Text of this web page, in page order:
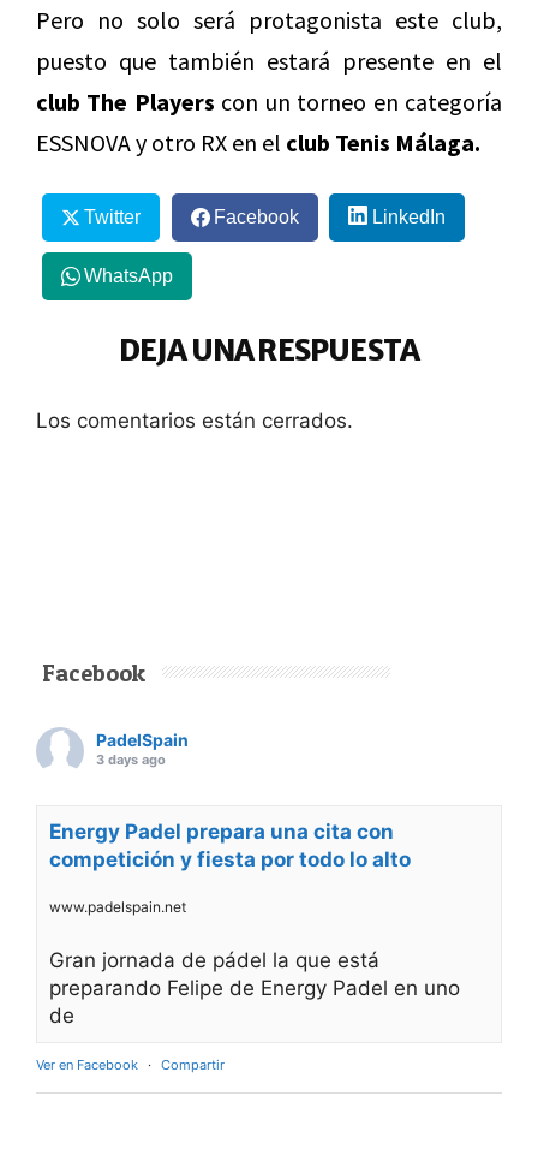
Pero no solo será protagonista este club,
puesto que también estará presente en el
club The Players con un torneo en categoría
ESSNOVA y otro RX en el club Tenis Málaga.
Twitter Facebook LinkedIn
WhatsApp
DEJA UNA RESPUESTA
Los comentarios están cerrados.
Facebook
PadelSpain
3 days ago
Energy Padel prepara una cita con
competición y fiesta por todo lo alto
www.padelspain.net
Gran jornada de pádel la que está
preparando Felipe de Energy Padel en uno
de
Ver en Facebook · Compartir